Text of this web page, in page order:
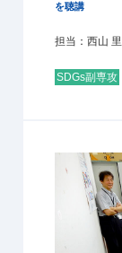
を聴講
担当：西山
SDGs副専攻